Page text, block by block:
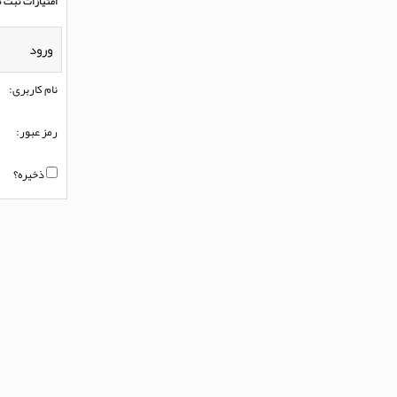
ورود
نام کاربری:
رمز عبور:
ذخیره؟